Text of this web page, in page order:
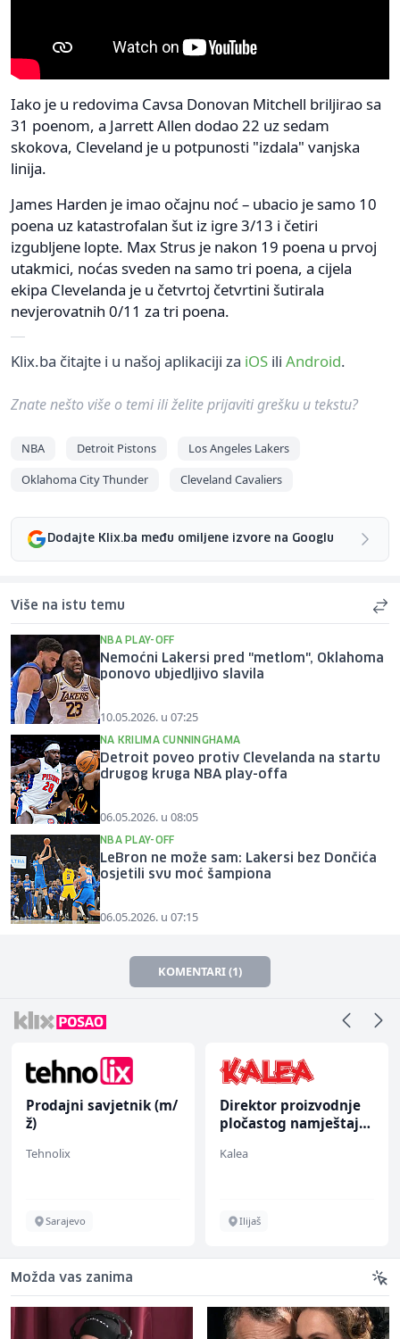
Iako je u redovima Cavsa Donovan Mitchell briljirao sa
31 poenom, a Jarrett Allen dodao 22 uz sedam
skokova, Cleveland je u potpunosti "izdala" vanjska
linija.
James Harden je imao očajnu noć – ubacio je samo 10
poena uz katastrofalan šut iz igre 3/13 i četiri
izgubljene lopte. Max Strus je nakon 19 poena u prvoj
utakmici, noćas sveden na samo tri poena, a cijela
ekipa Clevelanda je u četvrtoj četvrtini šutirala
nevjerovatnih 0/11 za tri poena.
Klix.ba čitajte i u našoj aplikaciji za iOS ili Android.
Znate nešto više o temi ili želite prijaviti grešku u tekstu?
NBA Detroit Pistons
Los Angeles Lakers
Oklahoma City Thunder
Cleveland Cavaliers
Dodajte Klix.ba među omiljene izvore na Googlu
Više na istu temu
NBA PLAY-OFF
Nemoćni Lakersi pred "metlom", Oklahoma
ponovo ubjedljivo slavila
10.05.2026. u 07:25
NA KRILIMA CUNNINGHAMA
Detroit poveo protiv Clevelanda na startu
drugog kruga NBA play-offa
06.05.2026. u 08:05
NBA PLAY-OFF
LeBron ne može sam: Lakersi bez Dončića
osjetili svu moć šampiona
06.05.2026. u 07:15
KOMENTARI (1)
Direktor proizvodnje
pločastog namještaja
Kalea
Ilijaš
Kustos u galeriji slika
(m/ž)
Galerija Java
Sarajevo
Možda vas zanima